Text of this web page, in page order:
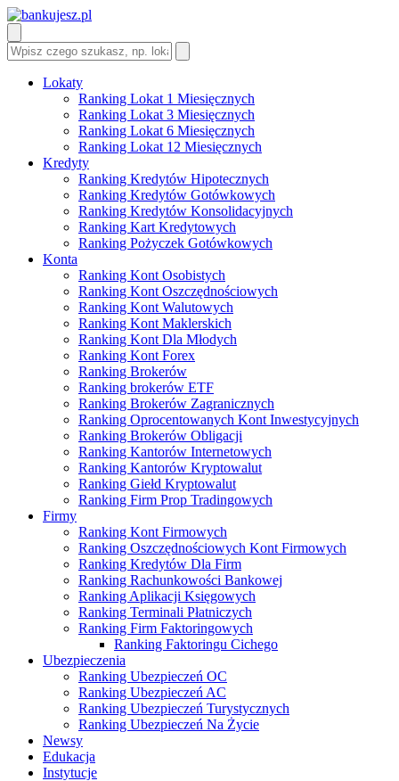
Lokaty
Ranking Lokat 1 Miesięcznych
Ranking Lokat 3 Miesięcznych
Ranking Lokat 6 Miesięcznych
Ranking Lokat 12 Miesięcznych
Kredyty
Ranking Kredytów Hipotecznych
Ranking Kredytów Gotówkowych
Ranking Kredytów Konsolidacyjnych
Ranking Kart Kredytowych
Ranking Pożyczek Gotówkowych
Konta
Ranking Kont Osobistych
Ranking Kont Oszczędnościowych
Ranking Kont Walutowych
Ranking Kont Maklerskich
Ranking Kont Dla Młodych
Ranking Kont Forex
Ranking Brokerów
Ranking brokerów ETF
Ranking Brokerów Zagranicznych
Ranking Oprocentowanych Kont Inwestycyjnych
Ranking Brokerów Obligacji
Ranking Kantorów Internetowych
Ranking Kantorów Kryptowalut
Ranking Giełd Kryptowalut
Ranking Firm Prop Tradingowych
Firmy
Ranking Kont Firmowych
Ranking Oszczędnościowych Kont Firmowych
Ranking Kredytów Dla Firm
Ranking Rachunkowości Bankowej
Ranking Aplikacji Księgowych
Ranking Terminali Płatniczych
Ranking Firm Faktoringowych
Ranking Faktoringu Cichego
Ubezpieczenia
Ranking Ubezpieczeń OC
Ranking Ubezpieczeń AC
Ranking Ubezpieczeń Turystycznych
Ranking Ubezpieczeń Na Życie
Newsy
Edukacja
Instytucje